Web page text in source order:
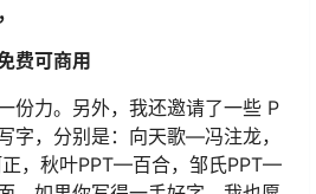
费可商用
份力。另外，我还邀请了一些 P
字，分别是：向天歌—冯注龙，
，秋叶PPT—百合，邹氏PPT—